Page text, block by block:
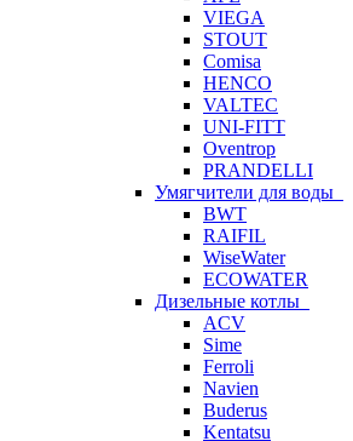
VIEGA
STOUT
Comisa
HENCO
VALTEC
UNI-FITT
Oventrop
PRANDELLI
Умягчители для воды
BWT
RAIFIL
WiseWater
ECOWATER
Дизельные котлы
ACV
Sime
Ferroli
Navien
Buderus
Kentatsu